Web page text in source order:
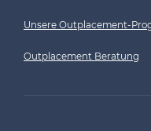
Unsere Outplacement-
Outplacement Beratung